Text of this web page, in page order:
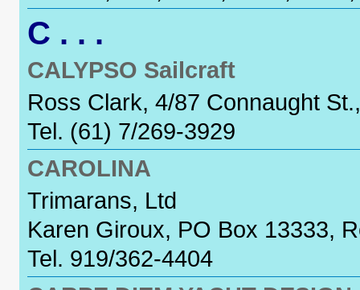
C . . .
CALYPSO Sailcraft
Ross Clark, 4/87 Connaught
Tel. (61) 7/269-3929
CAROLINA
Trimarans, Ltd
Karen Giroux, PO Box 13333,
Tel. 919/362-4404